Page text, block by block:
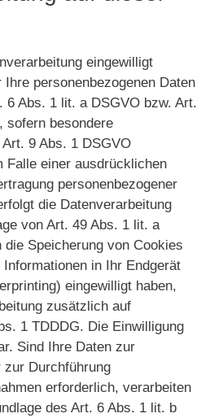
eingewilligt
personenbezogenen Daten
6 Abs. 1 lit. a DSGVO bzw. Art.
sofern besondere
9 Abs. 1 DSGVO
Falle einer ausdrücklichen
personenbezogener
die Datenverarbeitung
von Art. 49 Abs. 1 lit. a
Speicherung von Cookies
in Ihr Endgerät
eingewilligt haben,
zusätzlich auf
1 TDDDG. Die Einwilligung
Sind Ihre Daten zur
zur Durchführung
erforderlich, verarbeiten
des Art. 6 Abs. 1 lit. b